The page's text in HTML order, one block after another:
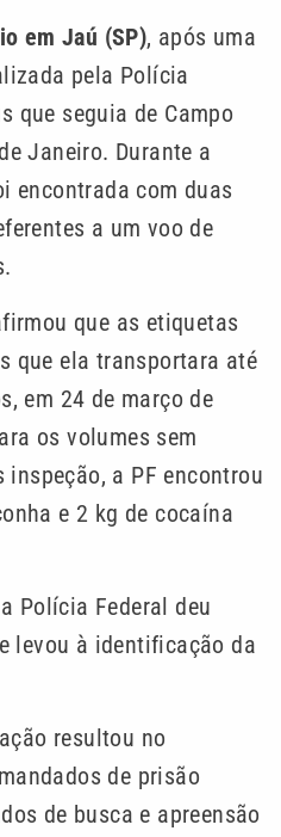
em Jaú (SP), após uma
pela Polícia
que seguia de Campo
Janeiro. Durante a
encontrada com duas
a um voo de
que as etiquetas
que ela transportara até
em 24 de março de
os volumes sem
a PF encontrou
e 2 kg de cocaína
Polícia Federal deu
levou à identificação da
resultou no
de prisão
de busca e apreensão